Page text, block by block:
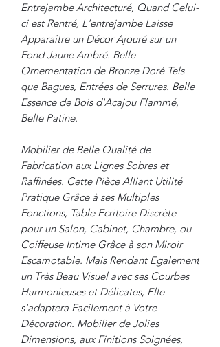
Entrejambe Architecturé, Quand Celui-
ci est Rentré, L'entrejambe Laisse
Apparaître un Décor Ajouré sur un
Fond Jaune Ambré. Belle
Ornementation de Bronze Doré Tels
que Bagues, Entrées de Serrures. Belle
Essence de Bois d'Acajou Flammé,
Belle Patine.
Mobilier de Belle Qualité de
Fabrication aux Lignes Sobres et
Raffinées. Cette Pièce Alliant Utilité
Pratique Grâce à ses Multiples
Fonctions, Table Ecritoire Discrète
pour un Salon, Cabinet, Chambre, ou
Coiffeuse Intime Grâce à son Miroir
Escamotable. Mais Rendant Egalement
un Très Beau Visuel avec ses Courbes
Harmonieuses et Délicates, Elle
s'adaptera Facilement à Votre
Décoration. Mobilier de Jolies
Dimensions, aux Finitions Soignées,